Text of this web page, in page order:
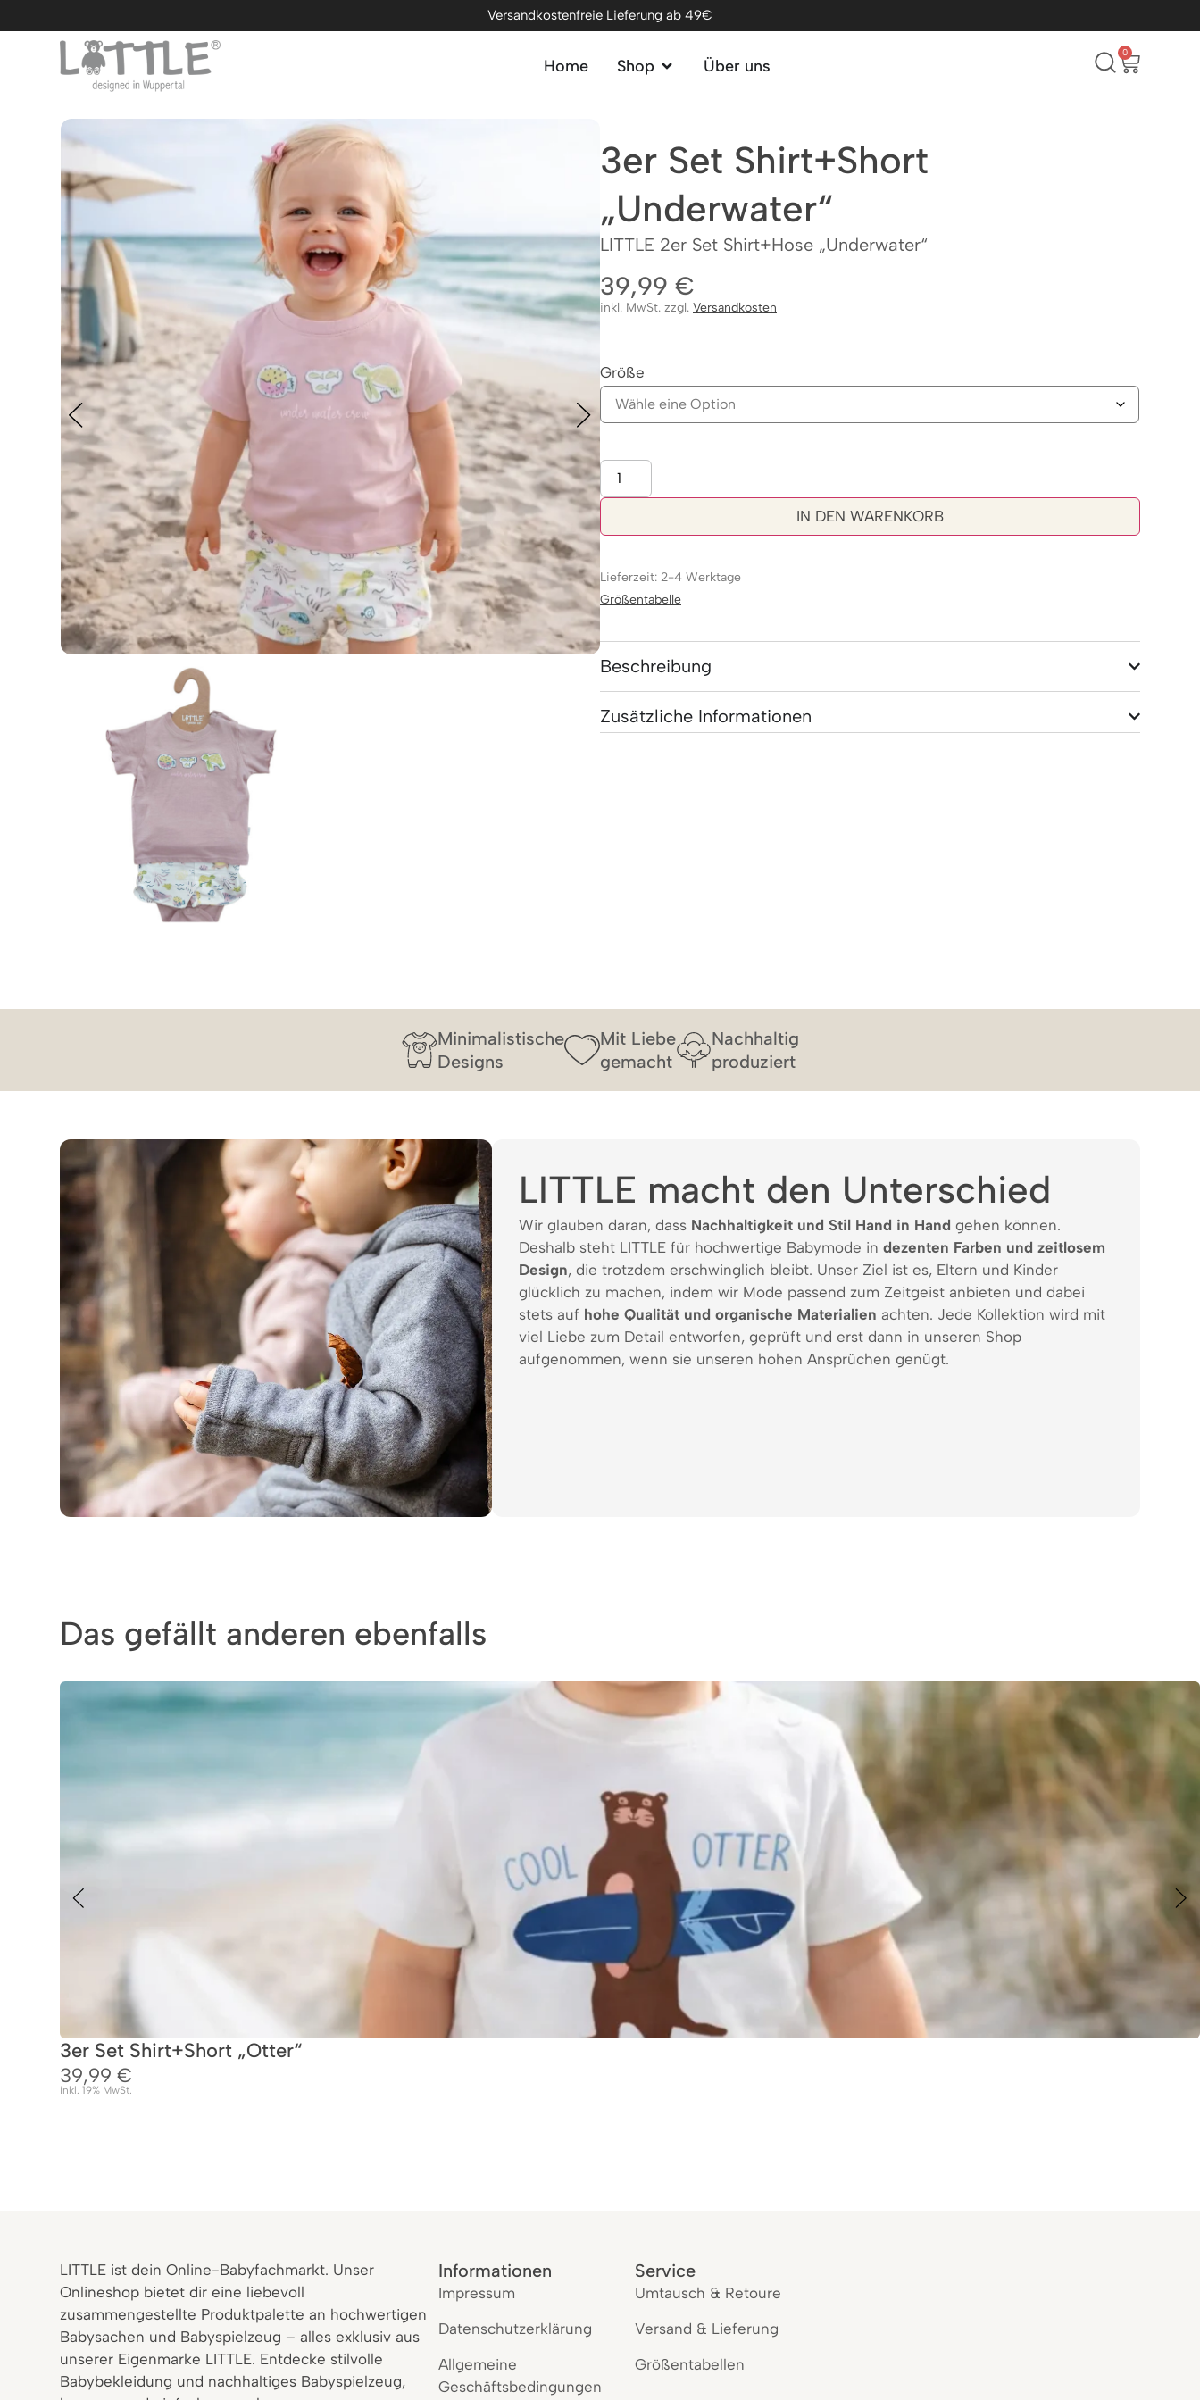
Versandkostenfreie Lieferung ab 49€
Home Shop Über uns
0
3er Set Shirt+Short
„Underwater“
LITTLE 2er Set Shirt+Hose „Underwater“
39,99 €
inkl. MwSt. zzgl. Versandkosten
Größe
IN DEN WARENKORB
Lieferzeit: 2-4 Werktage
Größentabelle
Beschreibung
Zusätzliche Informationen
Minimalistische
Designs
Mit Liebe
gemacht
Nachhaltig
produziert
LITTLE macht den Unterschied
Wir glauben daran, dass Nachhaltigkeit und Stil Hand in Hand gehen können.
Deshalb steht LITTLE für hochwertige Babymode in dezenten Farben und zeitlosem
Design, die trotzdem erschwinglich bleibt. Unser Ziel ist es, Eltern und Kinder
glücklich zu machen, indem wir Mode passend zum Zeitgeist anbieten und dabei
stets auf hohe Qualität und organische Materialien achten. Jede Kollektion wird mit
viel Liebe zum Detail entworfen, geprüft und erst dann in unseren Shop
aufgenommen, wenn sie unseren hohen Ansprüchen genügt.
Das gefällt anderen ebenfalls
3er Set Shirt+Short „Otter“
39,99€
inkl. 19% MwSt.
LITTLE ist dein Online-Babyfachmarkt. Unser
Onlineshop bietet dir eine liebevoll
zusammengestellte Produktpalette an hochwertigen
Babysachen und Babyspielzeug – alles exklusiv aus
unserer Eigenmarke LITTLE. Entdecke stilvolle
Babybekleidung und nachhaltiges Babyspielzeug,
Informationen
Impressum
Datenschutzerklärung
Allgemeine
Geschäftsbedingungen
Service
Umtausch & Retoure
Versand & Lieferung
Größentabellen